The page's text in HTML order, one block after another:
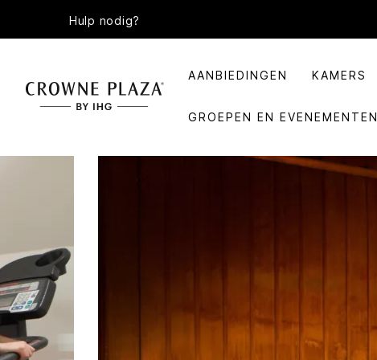
Hulp nodig?
AANBIEDINGEN KAMERS
GROEPEN EN EVENEMENTEN